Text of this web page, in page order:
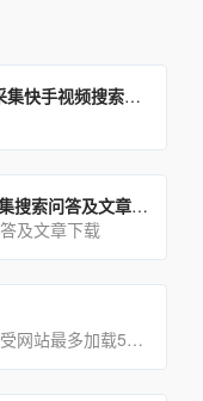
采集器 | 快手搜索采集助手_采集快手视频搜索的视频结果
下载器 | 知乎按关键词搜索采集搜索问答及文章下载
及文章下载
评论信息一键采集小工具，不受网站最多加载5页的限制